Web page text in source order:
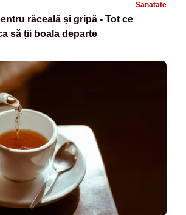
Sanatate
răceală și gripă - Tot ce
să ții boala departe